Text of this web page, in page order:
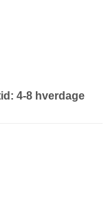
4-8 hverdage